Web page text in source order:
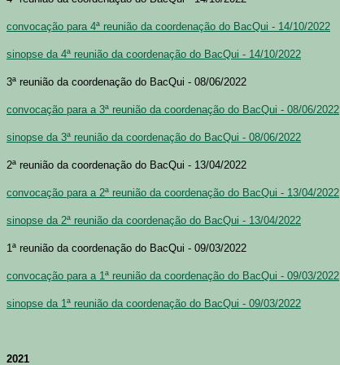
convocação para 4ª reunião da coordenação do BacQui - 14/10/2022
sinopse da 4ª reunião da coordenação do BacQui - 14/10/2022
3ª reunião da coordenação do BacQui - 08/06/2022
convocação para a 3ª reunião da coordenação do BacQui - 08/06/2022
sinopse da 3ª reunião da coordenação do BacQui - 08/06/2022
2ª reunião da coordenação do BacQui - 13/04/2022
convocação para a 2ª reunião da coordenação do BacQui - 13/04/2022
sinopse da 2ª reunião da coordenação do BacQui - 13/04/2022
1ª reunião da coordenação do BacQui - 09/03/2022
convocação para a 1ª reunião da coordenação do BacQui - 09/03/2022
sinopse da 1ª reunião da coordenação do BacQui - 09/03/2022
2021